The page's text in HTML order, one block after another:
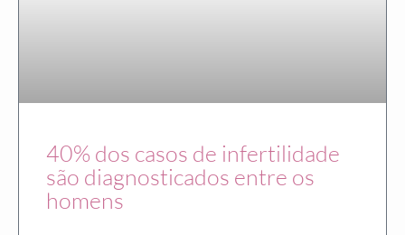
40% dos casos de infertilidade
são diagnosticados entre os
homens